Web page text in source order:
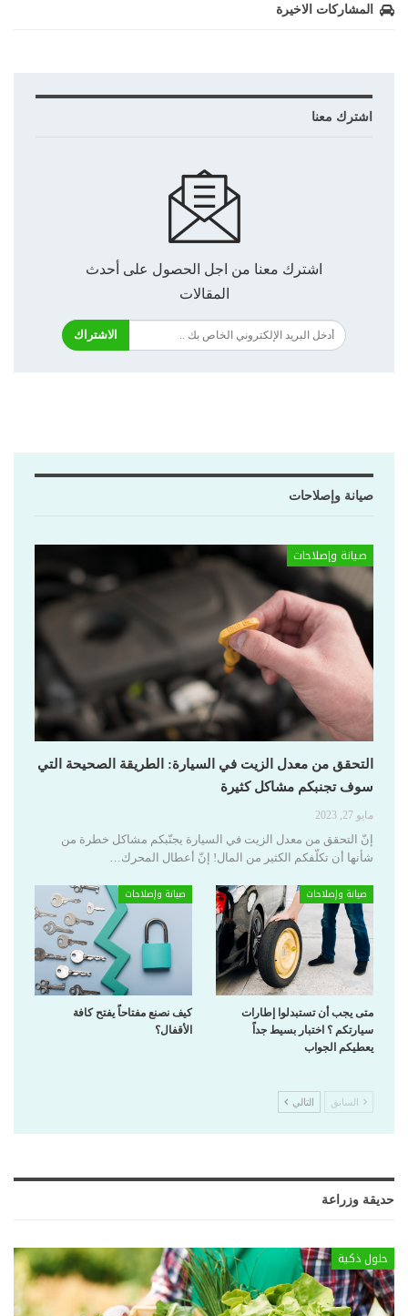
المشاركات الاخيرة
اشترك معنا
اشترك معنا من اجل الحصول على أحدث
المقالات
الاشتراك
صيانة وإصلاحات
صيانة وإصلاحات
التحقق من معدل الزيت في السيارة: الطريقة الصحيحة التي
سوف تجنبكم مشاكل كثيرة
مايو 27, 2023
إنّ التحقق من معدل الزيت في السيارة يجنّبكم مشاكل خطرة من
شأنها أن تكلّفكم الكثير من المال! إنّ أعطال المحرك
صيانة وإصلاحات
متى يجب أن تستبدلوا إطارات
سيارتكم ؟ اختبار بسيط جداً
يعطيكم الجواب
صيانة وإصلاحات
كيف نصنع مفتاحاً يفتح كافة
الأقفال؟
السابق التالي
حديقة وزراعة
حلول ذكية